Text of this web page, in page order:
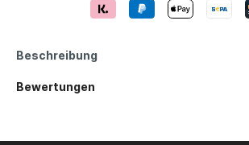
Beschreibung
Bewertungen